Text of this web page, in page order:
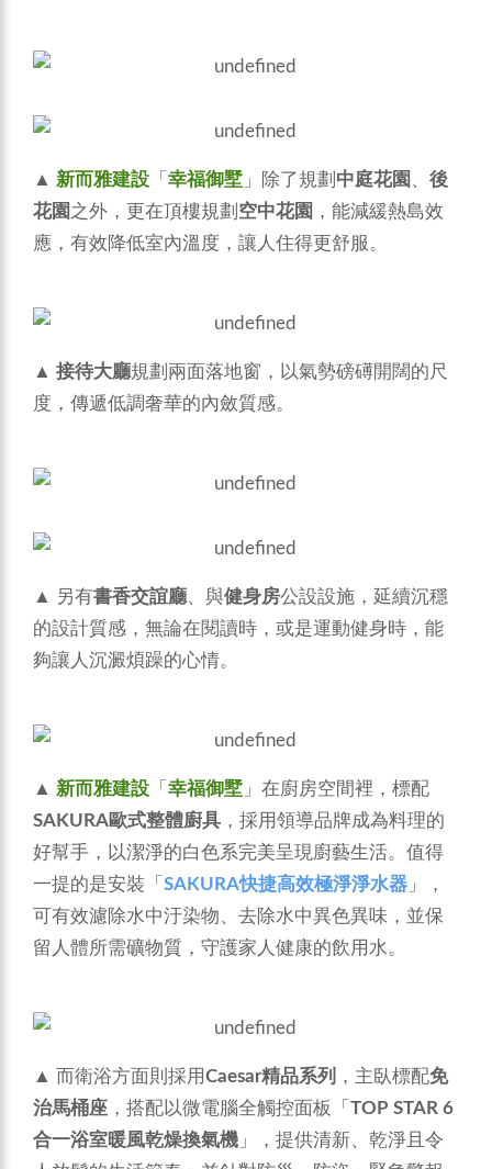
▲ 新而雅建設 「 幸福御墅 」除了規劃 中庭花園
後
花園之外，更在頂樓規劃 空中花園 ，能減緩熱島效
應，有效降低室內溫度，讓人住得更舒服。
▲ 接待大廳規劃兩面落地窗，以氣勢磅礡開闊的尺
度，傳遞低調奢華的內斂質感。
▲ 另有書香交誼廳 、與健身房公設設施，延續沉穩
的設計質感，無論在閱讀時，或是運動健身時，能
夠讓人沉澱煩躁的心情。
▲ 新而雅建設 「 幸福御墅 」在廚房空間裡，標配
SAKURA歐式整體廚具 ，採用領導品牌成為料理的
好幫手，以潔淨的白色系完美呈現廚藝生活。值得
一提的是安裝「 SAKURA快捷高效極淨淨水器 」，
可有效濾除水中汙染物、去除水中異色異味，並保
留人體所需礦物質，守護家人健康的飲用水。
▲ 而衛浴方面則採用Caesar精品系列 ，主臥標配免
治馬桶座 ，搭配以微電腦全觸控面板「 TOP STAR 6
合一浴室暖風乾燥換氣機 」，提供清新、乾淨且令